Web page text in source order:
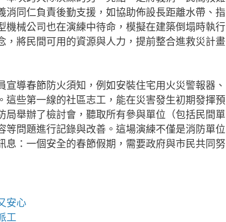
消同仁負責後勤支援，如協助佈設長距離水帶、指
械公司也在演練中待命，模擬在建築倒塌時執行
將民間可用的資源與人力，提前整合進救災計畫
導春節防火須知，例如安裝住宅用火災警報器、
這些第一線的社區志工，能在災害發生初期發揮預
舉辦了檢討會，聽取所有參與單位（包括民間單
問題進行記錄與改善。這場演練不僅是消防單位
：一個安全的春節假期，需要政府與市民共同努
安心
工